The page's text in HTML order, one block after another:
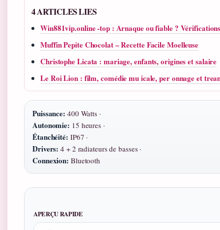
4 ARTICLES LIES
Win881vip.online -top : Arnaque ou fiable ?
Muffin Pepite Chocolat – Recette Facile Moelleuse
Christophe Licata : mariage, enfants, origines et salaire
Le Roi Lion : film, comédie mu icale, per onnage et
Puissance: 400 Watts ·
Autonomie: 15 heures ·
Étanchéité: IP67 ·
Drivers: 4 + 2 radiateurs de basses ·
Connexion: Bluetooth
APERÇU RAPIDE